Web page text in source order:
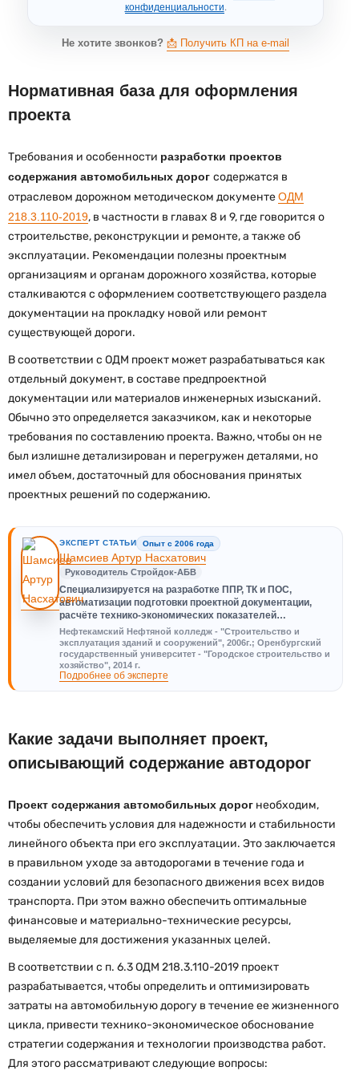
конфиденциальности.
Не хотите звонков? 📩 Получить КП на e-mail
Нормативная база для оформления
проекта
Требования и особенности разработки проектов
содержания автомобильных дорог содержатся в
отраслевом дорожном методическом документеОДМ
218.3.110-2019, в частности в главах 8 и 9, где говорится о
строительстве, реконструкции и ремонте, а также об
эксплуатации. Рекомендации полезны проектным
организациям и органам дорожного хозяйства, которые
сталкиваются с оформлением соответствующего раздела
документации на прокладку новой или ремонт
существующей дороги.
В соответствии с ОДМ проект может разрабатываться как
отдельный документ, в составе предпроектной
документации или материалов инженерных изысканий.
Обычно это определяется заказчиком, как и некоторые
требования по составлению проекта. Важно, чтобы он не
был излишне детализирован и перегружен деталями, но
имел объем, достаточный для обоснования принятых
проектных решений по содержанию.
ЭКСПЕРТ СТАТЬИ Опыт с 2006 года
Шамсиев Артур Насхатович
Руководитель Стройдок-АБВ
Специализируется на разработке ППР, ТК и ПОС,
автоматизации подготовки проектной документации,
расчёте технико-экономических показателей…
Нефтекамский Нефтяной колледж - "Строительство и
эксплуатация зданий и сооружений", 2006г.; Оренбургский
государственный университет - "Городское строительство и
хозяйство", 2014 г.
Подробнее об эксперте
Какие задачи выполняет проект,
описывающий содержание автодорог
Проект содержания автомобильных дорог необходим,
чтобы обеспечить условия для надежности и стабильности
линейного объекта при его эксплуатации. Это заключается
в правильном уходе за автодорогами в течение года и
создании условий для безопасного движения всех видов
транспорта. При этом важно обеспечить оптимальные
финансовые и материально-технические ресурсы,
выделяемые для достижения указанных целей.
В соответствии с п. 6.3 ОДМ 218.3.110-2019 проект
разрабатывается, чтобы определить и оптимизировать
затраты на автомобильную дорогу в течение ее жизненного
цикла, привести технико-экономическое обоснование
стратегии содержания и технологии производства работ.
Для этого рассматривают следующие вопросы: